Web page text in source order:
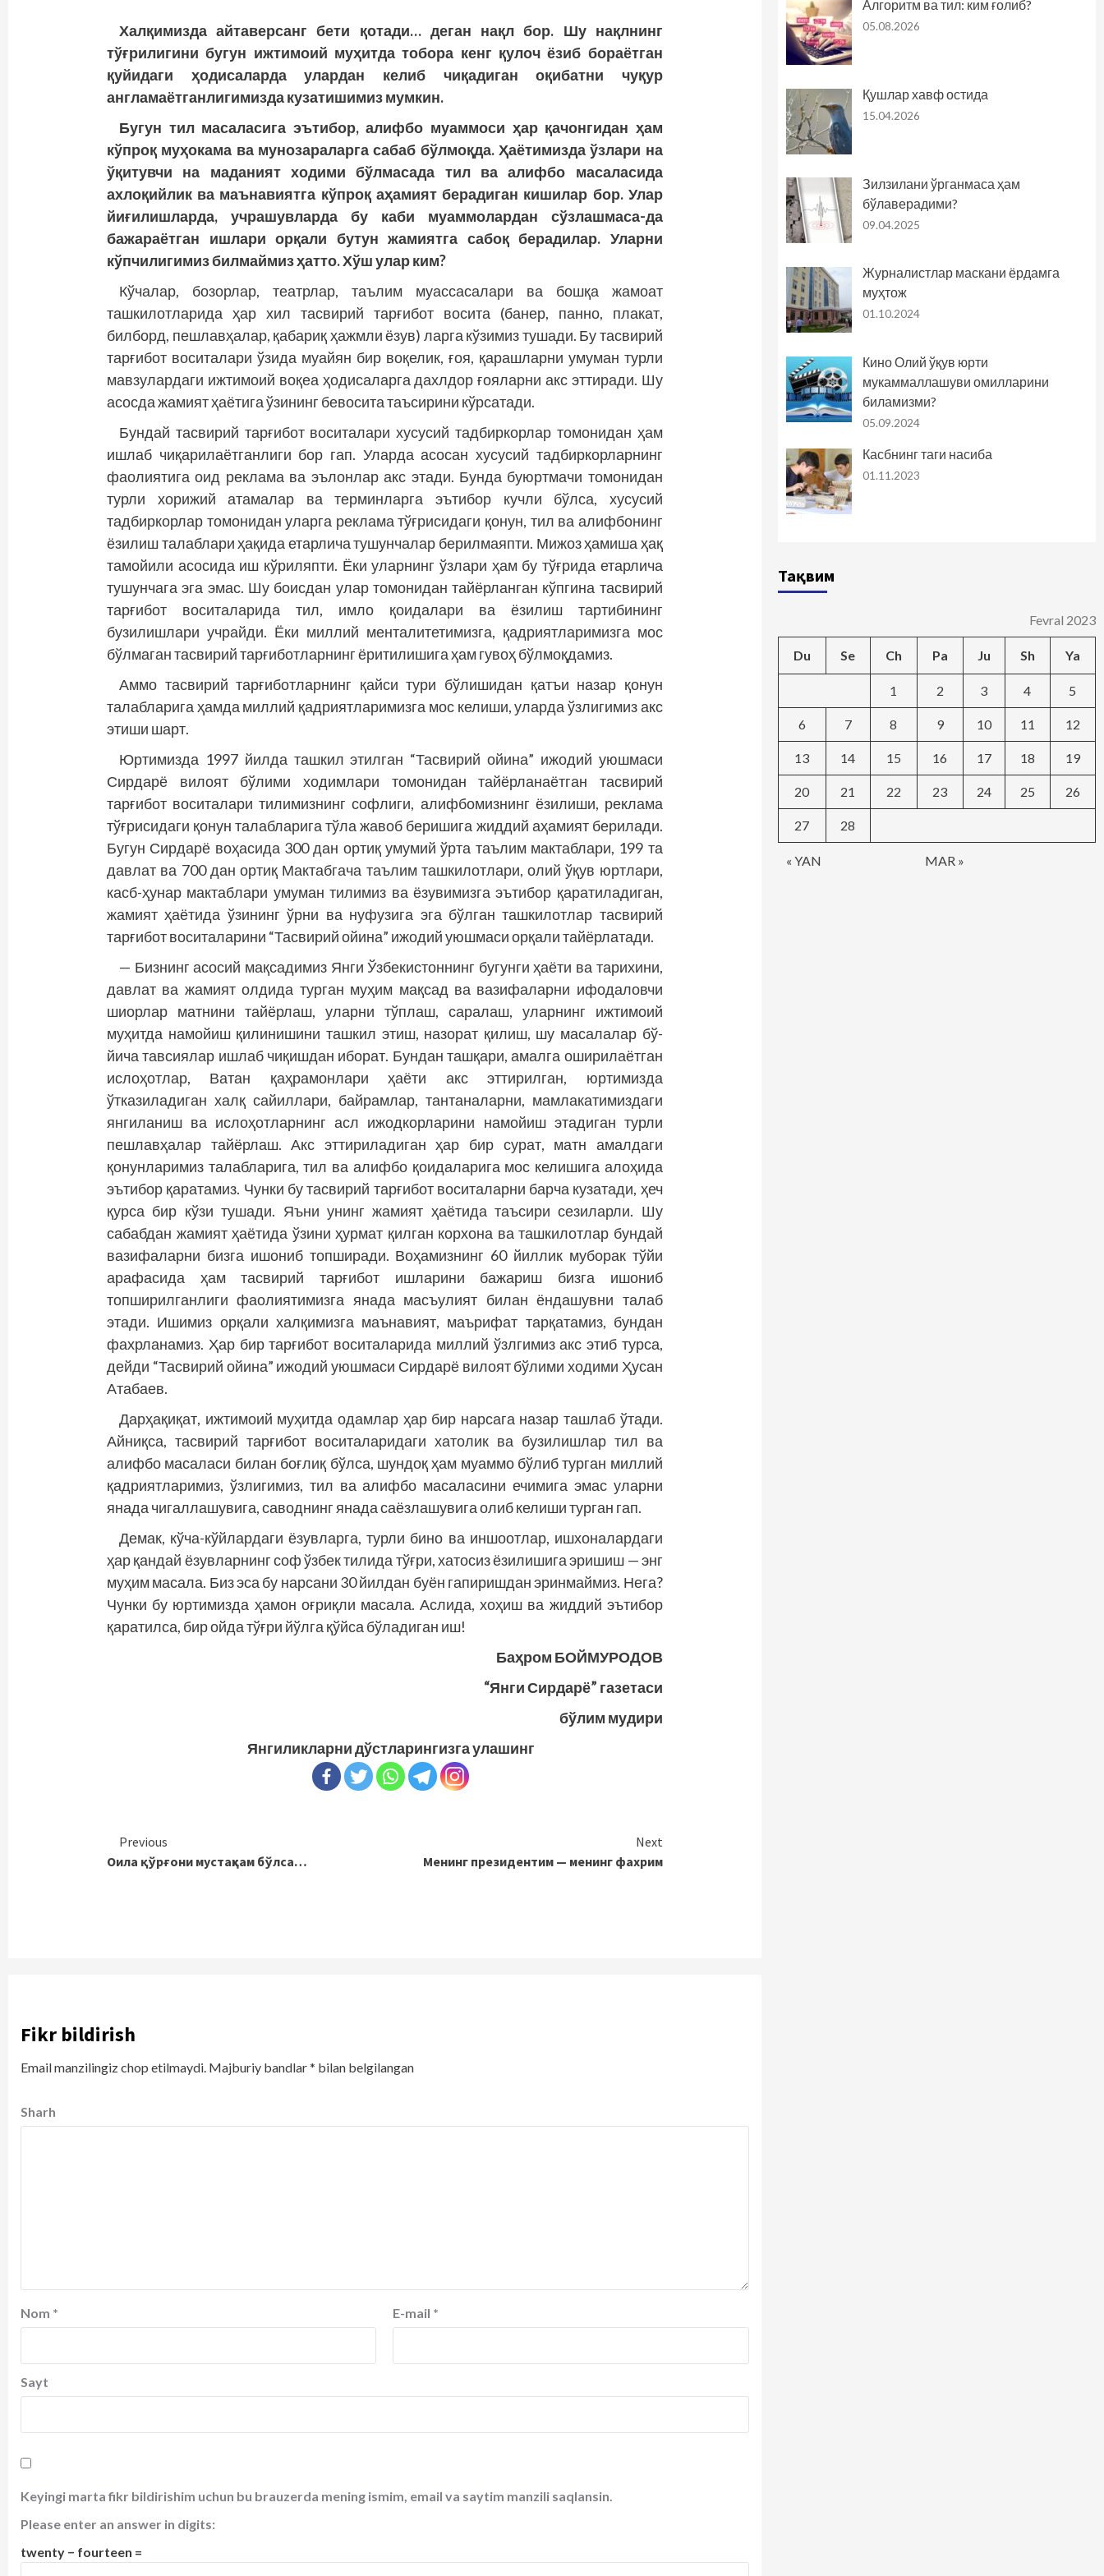
Халқимизда айтаверсанг бети қотади… деган нақл бор. Шу нақлнинг
тўғрилигини бугун ижтимоий муҳитда тобора кенг қулоч ёзиб бораётган
қуйидаги ҳодисаларда улардан келиб чиқадиган оқибатни чуқур
англамаётганлигимизда кузатишимиз мумкин.
Бугун тил масаласига эътибор, алифбо муаммоси ҳар қачонгидан ҳам
кўпроқ муҳокама ва мунозараларга сабаб бўлмоқда. Ҳаётимизда ўзлари на
ўқитувчи на маданият ходими бўлмасада тил ва алифбо масаласида
ахлоқийлик ва маънавиятга кўпроқ аҳамият берадиган кишилар бор. Улар
йиғилишларда, учрашувларда бу каби муаммолардан сўзлашмаса-да
бажараётган ишлари орқали бутун жамиятга сабоқ берадилар. Уларни
кўпчилигимиз билмаймиз ҳатто. Хўш улар ким?
Кўчалар, бозорлар, театрлар, таълим муассасалари ва бошқа жамоат
ташкилотларида ҳар хил тасвирий тарғибот восита (банер, панно, плакат,
билборд, пешлавҳалар, қабариқ ҳажмли ёзув) ларга кўзимиз тушади. Бу тасвирий
тарғибот воситалари ўзида муайян бир воқелик, ғоя, қарашларни умуман турли
мавзулардаги ижтимоий воқеа ҳодисаларга дахлдор ғояларни акс эттиради. Шу
асосда жамият ҳаётига ўзининг бевосита таъсирини кўрсатади.
Бундай тасвирий тарғибот воситалари хусусий тадбиркорлар томонидан ҳам
ишлаб чиқарилаётганлиги бор гап. Уларда асосан хусусий тадбиркорларнинг
фаолиятига оид реклама ва эълонлар акс этади. Бунда буюртмачи томонидан
турли хорижий атамалар ва терминларга эътибор кучли бўлса, хусусий
тадбиркорлар томонидан уларга реклама тўғрисидаги қонун, тил ва алифбонинг
ёзилиш талаблари ҳақида етарлича тушунчалар берилмаяпти. Мижоз ҳамиша ҳақ
тамойили асосида иш кўриляпти. Ёки уларнинг ўзлари ҳам бу тўғрида етарлича
тушунчага эга эмас. Шу боисдан улар томонидан тайёрланган кўпгина тасвирий
тарғибот воситаларида тил, имло қоидалари ва ёзилиш тартибининг
бузилишлари учрайди. Ёки миллий менталитетимизга, қадриятларимизга мос
бўлмаган тасвирий тарғиботларнинг ёритилишига ҳам гувоҳ бўлмоқдамиз.
Аммо тасвирий тарғиботларнинг қайси тури бўлишидан қатъи назар қонун
талабларига ҳамда миллий қадриятларимизга мос келиши, уларда ўзлигимиз акс
этиши шарт.
Юртимизда 1997 йилда ташкил этилган “Тас­вирий ойина” ижодий уюшмаси
Сирдарё вилоят бўлими ходимлари томонидан тайёрланаётган тасвирий
тарғибот воситалари тилимизнинг софлиги, алифбомизнинг ёзилиши, рек­лама
тўғрисидаги қонун талабларига тўла жавоб беришига жиддий аҳамият берилади.
Бугун Сирдарё воҳасида 300 дан ортиқ умумий ўрта таълим мактаблари, 199 та
давлат ва 700 дан ортиқ Мактабгача таълим ташкилотлари, олий ўқув юртлари,
касб-ҳунар мактаб­лари умуман тилимиз ва ёзувимизга эътибор қаратиладиган,
жамият ҳаётида ўзининг ўрни ва нуфузига эга бўлган ташкилотлар тасвирий
тарғибот воситаларини “Тасвирий ойина” ижодий уюшмаси орқали тайёрлатади.
— Бизнинг асосий мақсадимиз Янги Ўзбекис­тоннинг бугунги ҳаёти ва тарихини,
давлат ва жамият олдида турган муҳим мақсад ва вазифаларни ифодаловчи
шиорлар матнини тайёрлаш, уларни тўплаш, саралаш, уларнинг ижтимоий
муҳитда намойиш қилинишини ташкил этиш, назорат қилиш, шу масалалар бў­
йича тавсиялар ишлаб чиқишдан иборат. Бундан ташқари, амалга оширилаётган
ислоҳотлар, Ватан қаҳрамонлари ҳаёти акс эттирилган, юртимизда
ўтказиладиган халқ сайиллари, байрамлар, тантаналарни, мамлакатимиздаги
янгиланиш ва ислоҳотларнинг асл ижодкорларини намойиш этадиган турли
пешлавҳалар тайёрлаш. Акс эттириладиган ҳар бир сурат, матн амалдаги
қонунларимиз талабларига, тил ва алифбо қоидаларига мос келишига алоҳида
эътибор қаратамиз. Чунки бу тасвирий тарғибот воситаларни барча кузатади, ҳеч
қурса бир кўзи тушади. Яъни унинг жамият ҳаётида таъсири сезиларли. Шу
сабабдан жамият ҳаё­тида ўзини ҳурмат қилган корхона ва ташкилотлар бундай
вазифаларни бизга ишониб топширади. Воҳамизнинг 60 йиллик муборак тўйи
арафасида ҳам тасвирий тарғибот ишларини бажариш бизга ишониб
топширилганлиги фаолиятимизга янада масъулият билан ёндашувни талаб
этади. Ишимиз орқали халқимизга маънавият, маърифат тарқатамиз, бундан
фахрланамиз. Ҳар бир тарғибот воситаларида миллий ўзлгимиз акс этиб турса,
дейди “Тасвирий ойина” ижодий уюшмаси Сирдарё вилоят бўлими ходими Ҳусан
Атабаев.
Дарҳақиқат, ижтимоий муҳитда одамлар ҳар бир нарсага назар ташлаб ўтади.
Айниқса, тас­вирий тарғибот воситаларидаги хатолик ва бузилишлар тил ва
алифбо масаласи билан боғлиқ бўлса, шундоқ ҳам муаммо бўлиб турган миллий
қадриятларимиз, ўзлигимиз, тил ва алифбо масаласини ечимига эмас уларни
янада чигаллашувига, саводнинг янада саёзлашувига олиб келиши турган гап.
Демак, кўча-кўйлардаги ёзувларга, турли бино ва иншоотлар, ишхоналардаги
ҳар қандай ёзувларнинг соф ўзбек тилида тўғри, хатосиз ёзилишига эришиш — энг
муҳим масала. Биз эса бу нарсани 30 йилдан буён гапиришдан эринмаймиз. Нега?
Чунки бу юртимизда ҳамон оғриқли масала. Аслида, хоҳиш ва жиддий эътибор
қаратилса, бир ойда тўғри йўлга қўйса бўладиган иш!
Баҳром БОЙМУРОДОВ
“Янги Сирдарё” газетаси
бўлим мудири
Янгиликларни дўстларингизга улашинг
Continue
Reading
Previous
Оила қўрғони мустаҳкам бўлса…
Next
Менинг президентим — менинг фахрим
Fikr bildirish
Email manzilingiz chop etilmaydi. Majburiy bandlar* bilan belgilangan
Sharh
Nom * E-mail *
Sayt
Keyingi marta fikr bildirishim uchun bu brauzerda mening ismim, email va saytim manzili saqlansin.
Please enter an answer in digits:
twenty − fourteen =
Алгоритм ва тил: ким ғолиб?
05.08.2026
Қушлар хавф остида
15.04.2026
Зилзилани ўрганмаса ҳам
бўлаверадими?
09.04.2025
Журналистлар маскани ёрдамга
муҳтож
01.10.2024
Кино Олий ўқув юрти
мукаммаллашуви омилларини
биламизми?
05.09.2024
Касбнинг таги насиба
01.11.2023
Тақвим
Fevral 2023
Du Se Ch Pa Ju Sh Ya
« YAN MAR »
1 2 3 4 5
6 7 8 9 10 11 12
13 14 15 16 17 18 19
20 21 22 23 24 25 26
27 28